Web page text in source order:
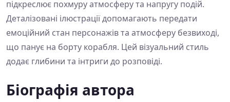
підкреслює похмуру атмосферу та напругу подій.
Деталізовані ілюстрації допомагають передати
емоційний стан персонажів та атмосферу безвиході,
що панує на борту корабля. Цей візуальний стиль
додає глибини та інтриги до розповіді.
Біографія автора